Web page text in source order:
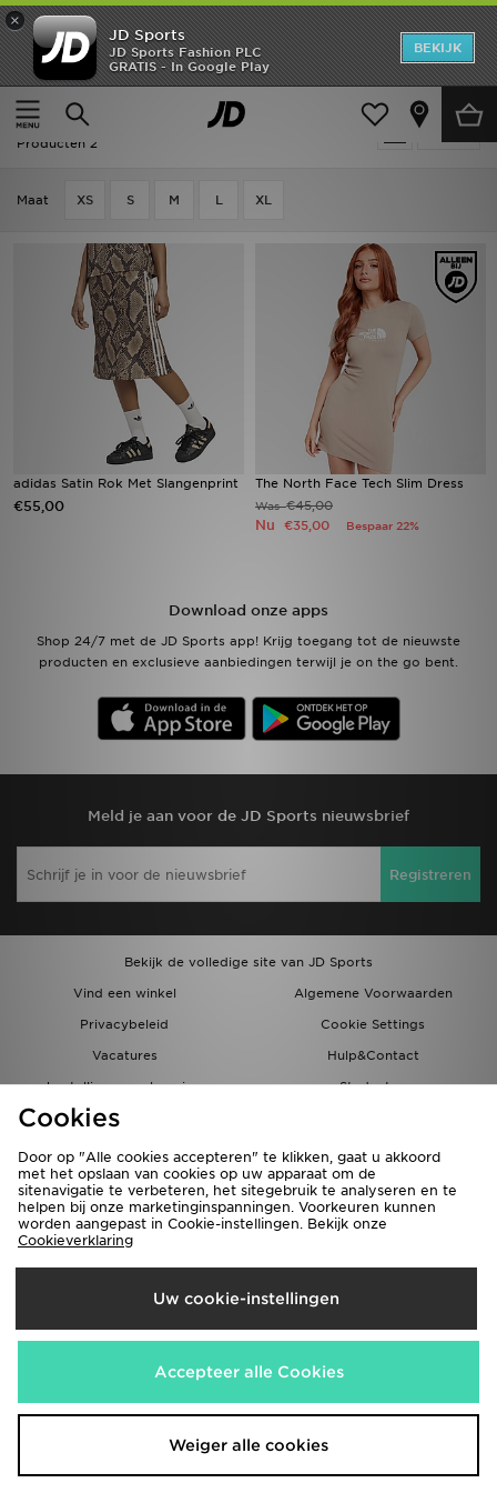
×
JD Sports
JD Sports Fashion PLC
GRATIS - In Google Play
BEKIJK
Thuis
Vrouwen Dameskleding Jurken
Vrouwen - Beige Jurken
Producten 2
Maat XS S M L XL
adidas Satin Rok Met Slangenprint
€55,00
The North Face Tech Slim Dress
Was€45,00
Nu €35,00 Bespaar 22%
Download onze apps
Shop 24/7 met de JD Sports app! Krijg toegang tot de nieuwste
producten en exclusieve aanbiedingen terwijl je on the go bent.
Meld je aan voor de JD Sports nieuwsbrief
Registreren
Bekijk de volledige site van JD Sports
Vind een winkel
Algemene Voorwaarden
Privacybeleid
Cookie Settings
Vacatures
Hulp&Contact
bestellingen en levering
Studenten
Partnerprogramma
Verzenden Naar
Nederland
Wij accepteren de volgende betaalmethoden
Bezoek onze bedrijfswebsite www.jdplc.com
New In
Heren
Dames
Collecties
Merken
Mijn JD
Klantenservice
Cookies
Door op "Alle cookies accepteren" te klikken, gaat u akkoord
met het opslaan van cookies op uw apparaat om de
sitenavigatie te verbeteren, het sitegebruik te analyseren en te
helpen bij onze marketinginspanningen. Voorkeuren kunnen
worden aangepast in Cookie-instellingen. Bekijk onze
Cookieverklaring
Uw cookie-instellingen
Accepteer alle Cookies
Weiger alle cookies